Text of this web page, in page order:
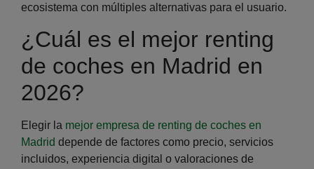
ecosistema con múltiples alternativas para el usuario.
¿Cuál es el mejor renting
de coches en Madrid en
2026?
Elegir la mejor empresa de renting de coches en
Madrid depende de factores como precio, servicios
incluidos, experiencia digital o valoraciones de